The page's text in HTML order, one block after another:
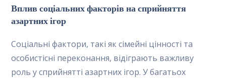
Вплив соціальних факторів на сприйняття
азартних ігор
Соціальні фактори, такі як сімейні цінності та
особистісні переконання, відіграють важливу
роль у сприйнятті азартних ігор. У багатьох